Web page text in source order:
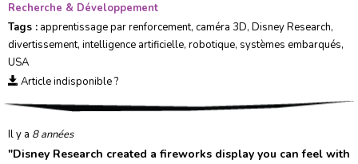
Recherche & Développement
Tags : apprentissage par renforcement, caméra 3D, Disney Research,
divertissement, intelligence artificielle, robotique, systèmes embarqués,
USA
Article indisponible ?
Il y a 8 années
"Disney Research created a fireworks display you can feel with